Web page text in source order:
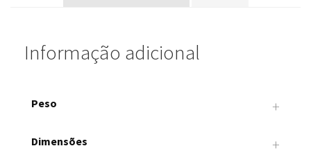
Informação adicional
Peso +
Dimensões +